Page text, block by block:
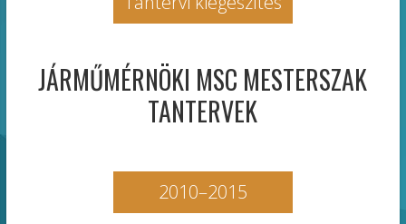
JÁRMŰMÉRNÖKI MSC MESTERSZAK
TANTERVEK
2010–2015